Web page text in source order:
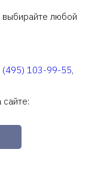
выбирайте любой
(495) 103-99-55,